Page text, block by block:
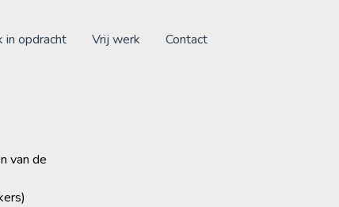
in opdracht Vrij werk Contact
van de